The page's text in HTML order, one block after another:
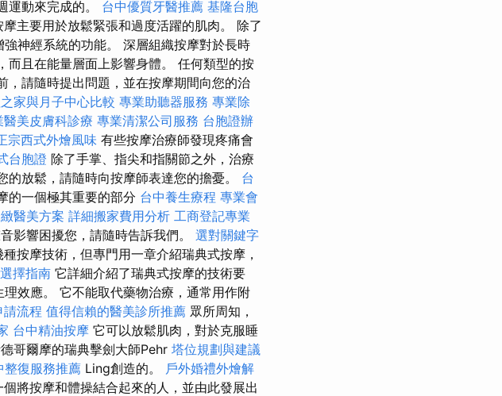
運動來完成的。 台中優質牙醫推薦 基隆台胞
摩主要用於放鬆緊張和過度活躍的肌肉。 除了
神經系統的功能。 深層組織按摩對於長時
而且在能量層面上影響身體。 任何類型的按
，請隨時提出問題，並在按摩期間向您的治
家與月子中心比較 專業助聽器服務 專業除
醫美皮膚科診療 專業清潔公司服務 台胞證辦
宗西式外燴風味 有些按摩治療師發現疼痛會
台胞證 除了手掌、指尖和指關節之外，治療
放鬆，請隨時向按摩師表達您的擔憂。 台
的一個極其重要的部分 台中養生療程 專業會
醫美方案 詳細搬家費用分析 工商登記專業
影響困擾您，請隨時告訴我們。 選對關鍵字
按摩技術，但專門用一章介紹瑞典式按摩，
擇指南 它詳細介紹了瑞典式按摩的技術要
效應。 它不能取代藥物治療，通常用作附
請流程 值得信賴的醫美診所推薦 眾所周知，
台中精油按摩 它可以放鬆肌肉，對於克服睡
哥爾摩的瑞典擊劍大師Pehr 塔位規劃與建議
整復服務推薦 Ling創造的。 戶外婚禮外燴解
個將按摩和體操結合起來的人，並由此發展出